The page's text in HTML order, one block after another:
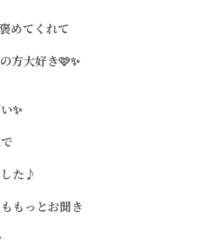
めてくれて
方大好き🩷✨
✨
た♪
もっとお聞き